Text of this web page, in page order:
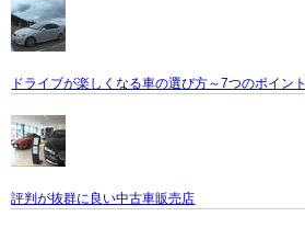
ドライブが楽しくなる車の選び方～7つのポイント
評判が抜群に良い中古車販売店